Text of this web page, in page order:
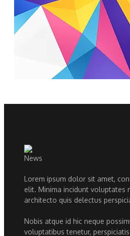
Lorem ipsum dolor sit amet,
elit. Minima incidunt voluptates
architecto quis delectus
Nobis atque id hic neque
voluptatibus tenetur,